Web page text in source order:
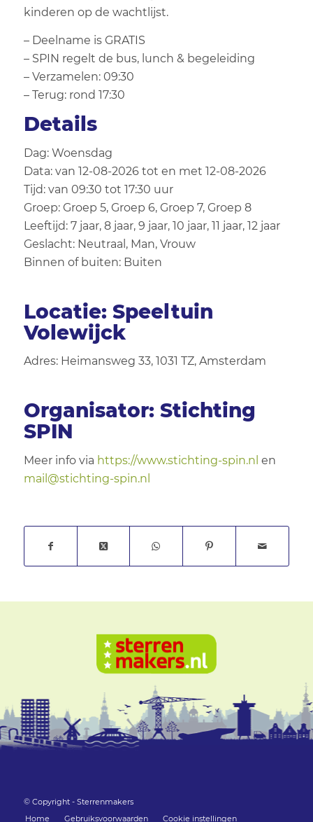
kinderen op de wachtlijst.
– Deelname is GRATIS
– SPIN regelt de bus, lunch & begeleiding
– Verzamelen: 09:30
– Terug: rond 17:30
Details
Dag: Woensdag
Data: van 12-08-2026 tot en met 12-08-2026
Tijd: van 09:30 tot 17:30 uur
Groep: Groep 5, Groep 6, Groep 7, Groep 8
Leeftijd: 7 jaar, 8 jaar, 9 jaar, 10 jaar, 11 jaar, 12 jaar
Geslacht: Neutraal, Man, Vrouw
Binnen of buiten: Buiten
Locatie: Speeltuin
Volewijck
Adres: Heimansweg 33, 1031 TZ, Amsterdam
Organisator: Stichting
SPIN
Meer info via https://www.stichting-spin.nl en
mail@stichting-spin.nl
© Copyright - Sterrenmakers
Home
Gebruiksvoorwaarden Cookie instellingen